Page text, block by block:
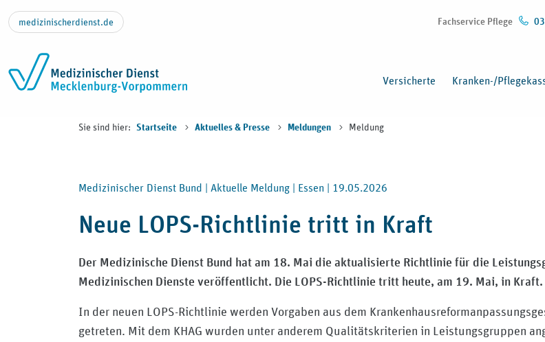
Zum Inhalt springen
medizinischerdienst.de Fachservice Pflege
Versicherte Kranken-/
Sie sind hier: Startseite Aktuelles & Presse Meldungen Meldung
Medizinischer Dienst Bund | Aktuelle Meldung | Essen | 19.05.2026
Neue LOPS-Richtlinie tritt in Kraft
Der Medizinische Dienst Bund hat am 18. Mai die aktualisierte Richtlinie für die
Medizinischen Dienste veröffentlicht. Die LOPS-Richtlinie tritt heute, am 19. Mai, in Kraft.
In der neuen LOPS-Richtlinie werden Vorgaben aus dem
getreten. Mit dem KHAG wurden unter anderem Qualitätskriterien in Leistungsgruppen